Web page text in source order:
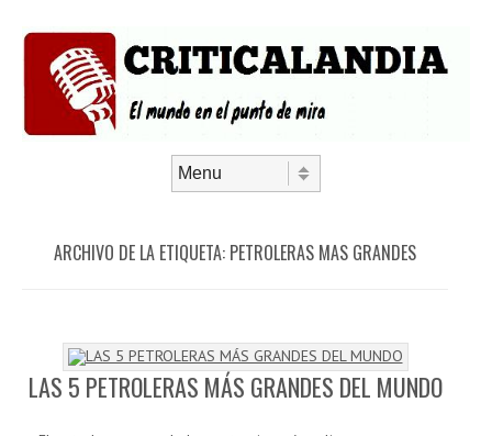
ARCHIVO DE LA ETIQUETA: PETROLERAS MAS GRANDES
LAS 5 PETROLERAS MÁS GRANDES DEL MUNDO